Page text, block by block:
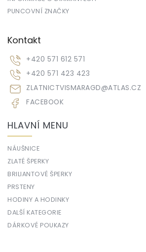
PUNCOVNÍ ZNAČKY
Kontakt
ZLATNICTVISMARAGD@ATLAS.CZ
+420 571 612 571
+420 571 423 423
FACEBOOK
HLAVNÍ MENU
NÁUŠNICE
ZLATÉ ŠPERKY
BRILIANTOVÉ ŠPERKY
PRSTENY
HODINY A HODINKY
DALŠÍ KATEGORIE
DÁRKOVÉ POUKAZY